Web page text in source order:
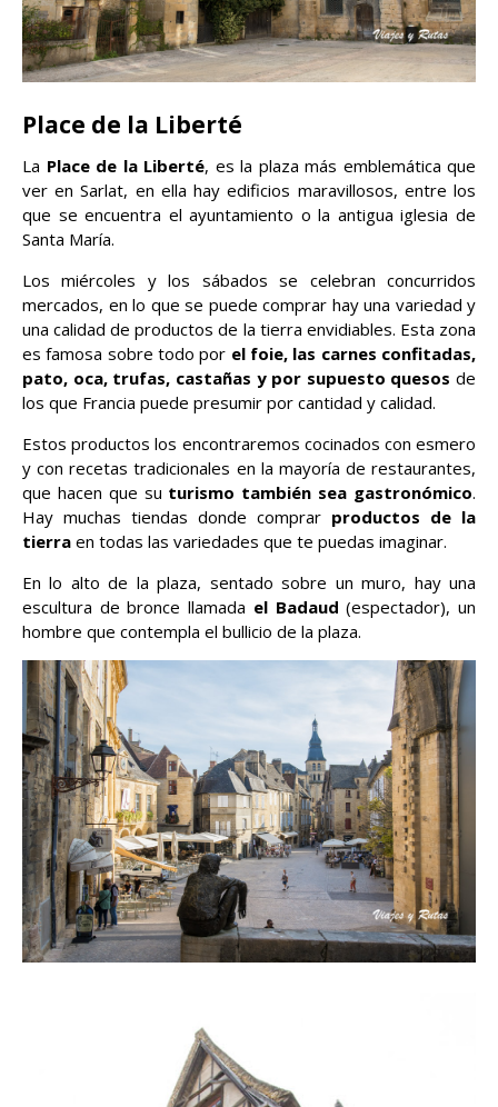
Place de la Liberté
La Place de la Liberté, es la plaza más emblemática que
ver en Sarlat, en ella hay edificios maravillosos, entre los
que se encuentra el ayuntamiento o la antigua iglesia de
Santa María.
Los miércoles y los sábados se celebran concurridos
mercados, en lo que se puede comprar hay una variedad y
una calidad de productos de la tierra envidiables. Esta zona
es famosa sobre todo por el foie, las carnes confitadas,
pato, oca, trufas, castañas y por supuesto quesos de
los que Francia puede presumir por cantidad y calidad.
Estos productos los encontraremos cocinados con esmero
y con recetas tradicionales en la mayoría de restaurantes,
que hacen que su turismo también sea gastronómico.
Hay muchas tiendas donde comprar productos de la
tierra en todas las variedades que te puedas imaginar.
En lo alto de la plaza, sentado sobre un muro, hay una
escultura de bronce llamada el Badaud (espectador), un
hombre que contempla el bullicio de la plaza.